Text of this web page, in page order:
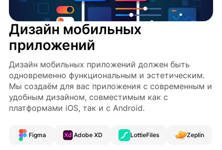
Дизайн мобильных
приложений
Дизайн мобильных приложений должен быть
одновременно функциональным и эстетическим.
Мы создаём для вас приложения с современным и
удобным дизайном, совместимым как с
платформами iOS, так и с Android.
Figma Adobe XD LottieFiles Zeplin